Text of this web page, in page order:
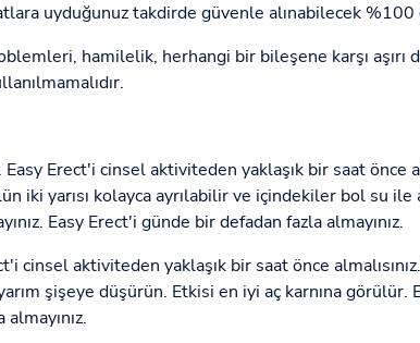
uyduğunuz takdirde güvenle alınabilecek
hamilelik, herhangi bir bileşene karşı aşırı
Erect'i cinsel aktiviteden yaklaşık bir saat önce
iki yarısı kolayca ayrılabilir ve içindekiler bol su
Easy Erect'i günde bir defadan fazla almayınız.
cinsel aktiviteden yaklaşık bir saat önce
şişeye düşürün. Etkisi en iyi aç karnına